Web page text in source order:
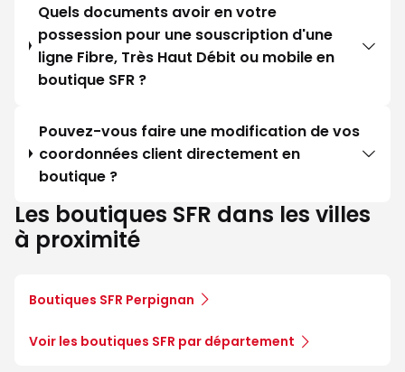
Quels documents avoir en votre
possession pour une souscription d'une
ligne Fibre, Très Haut Débit ou mobile en
boutique SFR ?
Pouvez-vous faire une modification de vos
coordonnées client directement en
boutique ?
Les boutiques SFR dans les villes
à proximité
Boutiques SFR Perpignan
Voir les boutiques SFR par département